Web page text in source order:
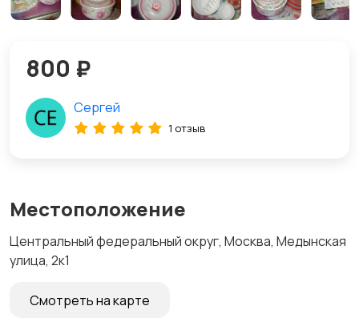
Местоположение
Центральный федеральный округ, Москва, Медынская
улица, 2к1
Смотреть на карте
800 ₽
Сергей
1 отзыв